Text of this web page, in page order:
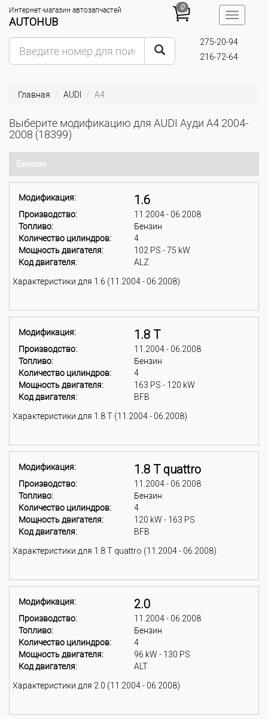
Toggle
0
Интернет-магазин автозапчастей
AUTOHUB
275-20-94
216-72-64
Главная AUDI A4
Выберите модификацию для AUDI Ауди A4 2004-
2008 (18399)
Бензин
Модификация: 1.6
Производство:
11.2004 - 06.2008
Топливо:
Бензин
Количество цилиндров:
4
Мощность двигателя:
102 PS - 75 kW
Код двигателя:
ALZ
Характеристики для 1.6 (11.2004 - 06.2008)
Модификация: 1.8 T
Производство:
11.2004 - 06.2008
Топливо:
Бензин
Количество цилиндров:
4
Мощность двигателя:
163 PS - 120 kW
Код двигателя:
BFB
Характеристики для 1.8 T (11.2004 - 06.2008)
Модификация: 1.8 T quattro
Производство:
11.2004 - 06.2008
Топливо:
Бензин
Количество цилиндров:
4
Мощность двигателя:
120 kW - 163 PS
Код двигателя:
BFB
Характеристики для 1.8 T quattro (11.2004 - 06.2008)
Модификация: 2.0
Производство:
11.2004 - 06.2008
Топливо:
Бензин
Количество цилиндров:
4
Мощность двигателя:
96 kW - 130 PS
Код двигателя:
ALT
Характеристики для 2.0 (11.2004 - 06.2008)